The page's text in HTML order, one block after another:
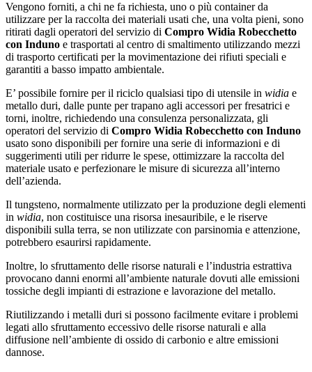
Vengono forniti, a chi ne fa richiesta, uno o più container da
utilizzare per la raccolta dei materiali usati che, una volta pieni, sono
ritirati dagli operatori del servizio di Compro Widia Robecchetto
con Induno e trasportati al centro di smaltimento utilizzando mezzi
di trasporto certificati per la movimentazione dei rifiuti speciali e
garantiti a basso impatto ambientale.
E’ possibile fornire per il riciclo qualsiasi tipo di utensile in widia e
metallo duri, dalle punte per trapano agli accessori per fresatrici e
torni, inoltre, richiedendo una consulenza personalizzata, gli
operatori del servizio di Compro Widia Robecchetto con Induno
usato sono disponibili per fornire una serie di informazioni e di
suggerimenti utili per ridurre le spese, ottimizzare la raccolta del
materiale usato e perfezionare le misure di sicurezza all’interno
dell’azienda.
Il tungsteno, normalmente utilizzato per la produzione degli elementi
in widia, non costituisce una risorsa inesauribile, e le riserve
disponibili sulla terra, se non utilizzate con parsinomia e attenzione,
potrebbero esaurirsi rapidamente.
Inoltre, lo sfruttamento delle risorse naturali e l’industria estrattiva
provocano danni enormi all’ambiente naturale dovuti alle emissioni
tossiche degli impianti di estrazione e lavorazione del metallo.
Riutilizzando i metalli duri si possono facilmente evitare i problemi
legati allo sfruttamento eccessivo delle risorse naturali e alla
diffusione nell’ambiente di ossido di carbonio e altre emissioni
dannose.